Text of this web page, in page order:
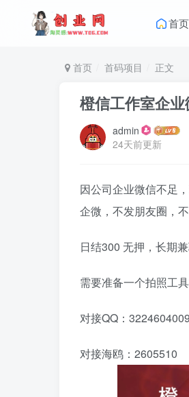
首页
首页 首码项目 正文
橙信工作室企
admin
24天前更新
因公司企业微信不足
企微，不发朋友圈，
日结300 无押，长期
需要准备一个拍照工
对接QQ：3224604009
对接海鸥：2605510